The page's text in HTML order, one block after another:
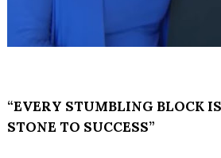
“EVERY STUMBLING BLOCK
STONE TO SUCCESS”